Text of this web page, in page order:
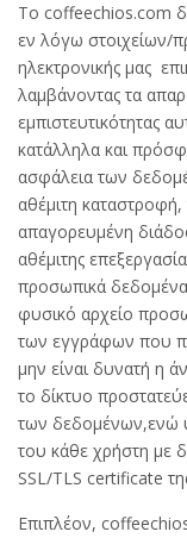
Tο coffeechios.com
εν λόγω στοιχείων/
ηλεκτρονικής μας
λαμβάνοντας τα
εμπιστευτικότητας
κατάλληλα και
ασφάλεια των
αθέμιτη
απαγορευμένη
αθέμιτης
προσωπικά
φυσικό αρχείο
των εγγράφων που
μην είναι δυνατή η
το δίκτυο
των δεδομένων,ενώ
του κάθε χρήστη με
SSL/TLS certificate
Επιπλέον,